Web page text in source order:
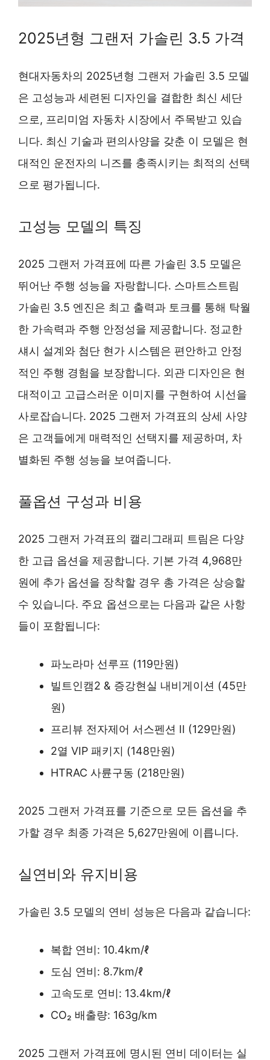
2025년형 그랜저 가솔린 3.5 가격
현대자동차의 2025년형 그랜저 가솔린 3.5 모델
은 고성능과 세련된 디자인을 결합한 최신 세단
으로, 프리미엄 자동차 시장에서 주목받고 있습
니다. 최신 기술과 편의사양을 갖춘 이 모델은 현
대적인 운전자의 니즈를 충족시키는 최적의 선택
으로 평가됩니다.
고성능 모델의 특징
2025 그랜저 가격표에 따른 가솔린 3.5 모델은
뛰어난 주행 성능을 자랑합니다. 스마트스트림
가솔린 3.5 엔진은 최고 출력과 토크를 통해 탁월
한 가속력과 주행 안정성을 제공합니다. 정교한
섀시 설계와 첨단 현가 시스템은 편안하고 안정
적인 주행 경험을 보장합니다. 외관 디자인은 현
대적이고 고급스러운 이미지를 구현하여 시선을
사로잡습니다. 2025 그랜저 가격표의 상세 사양
은 고객들에게 매력적인 선택지를 제공하며, 차
별화된 주행 성능을 보여줍니다.
풀옵션 구성과 비용
2025 그랜저 가격표의 캘리그래피 트림은 다양
한 고급 옵션을 제공합니다. 기본 가격 4,968만
원에 추가 옵션을 장착할 경우 총 가격은 상승할
수 있습니다. 주요 옵션으로는 다음과 같은 사항
들이 포함됩니다:
파노라마 선루프 (119만원)
빌트인캠2 & 증강현실 내비게이션 (45만
원)
프리뷰 전자제어 서스펜션 II (129만원)
2열 VIP 패키지 (148만원)
HTRAC 사륜구동 (218만원)
2025 그랜저 가격표를 기준으로 모든 옵션을 추
가할 경우 최종 가격은 5,627만원에 이릅니다.
실연비와 유지비용
가솔린 3.5 모델의 연비 성능은 다음과 같습니다:
복합 연비: 10.4km/ℓ
도심 연비: 8.7km/ℓ
고속도로 연비: 13.4km/ℓ
CO₂ 배출량: 163g/km
2025 그랜저 가격표에 명시된 연비 데이터는 실